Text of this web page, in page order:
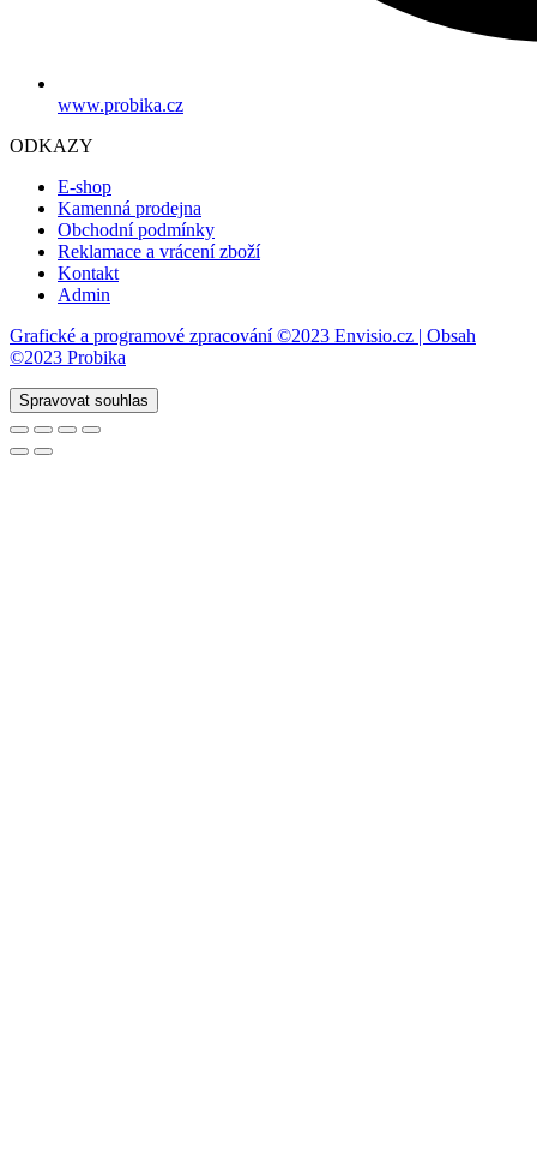
www.probika.cz
ODKAZY
E-shop
Kamenná prodejna
Obchodní podmínky
Reklamace a vrácení zboží
Kontakt
Admin
Grafické a programové zpracování ©2023 Envisio.cz | Obsah
©2023 Probika
Spravovat souhlas